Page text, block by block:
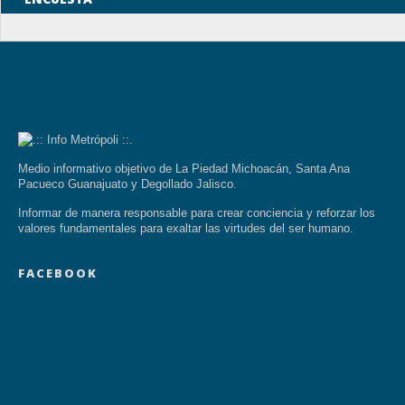
Medio informativo objetivo de La Piedad Michoacán, Santa Ana
Pacueco Guanajuato y Degollado Jalisco.
Informar de manera responsable para crear conciencia y reforzar los
valores fundamentales para exaltar las virtudes del ser humano.
FACEBOOK